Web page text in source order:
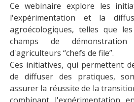
Ce webinaire explore les
l'expérimentation et la
agroécologiques, telles que
champs de
d'agriculteurs “chefs de file”.
Ces initiatives, qui permettent
de diffuser des pratiques,
assurer la réussite de la